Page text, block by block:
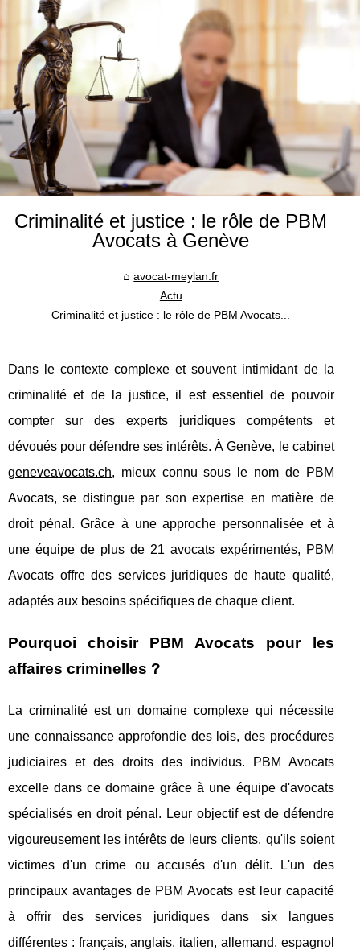
Criminalité et justice : le rôle de PBM
Avocats à Genève
avocat-meylan.fr
Actu
Criminalité et justice : le rôle de PBM Avocats...
Dans le contexte complexe et souvent intimidant de la
criminalité et de la justice, il est essentiel de pouvoir
compter sur des experts juridiques compétents et
dévoués pour défendre ses intérêts. À Genève, le cabinet
geneveavocats.ch, mieux connu sous le nom de PBM
Avocats, se distingue par son expertise en matière de
droit pénal. Grâce à une approche personnalisée et à
une équipe de plus de 21 avocats expérimentés, PBM
Avocats offre des services juridiques de haute qualité,
adaptés aux besoins spécifiques de chaque client.
Pourquoi choisir PBM Avocats pour les
affaires criminelles ?
La criminalité est un domaine complexe qui nécessite
une connaissance approfondie des lois, des procédures
judiciaires et des droits des individus. PBM Avocats
excelle dans ce domaine grâce à une équipe d'avocats
spécialisés en droit pénal. Leur objectif est de défendre
vigoureusement les intérêts de leurs clients, qu'ils soient
victimes d'un crime ou accusés d'un délit. L'un des
principaux avantages de PBM Avocats est leur capacité
à offrir des services juridiques dans six langues
différentes : français, anglais, italien, allemand, espagnol